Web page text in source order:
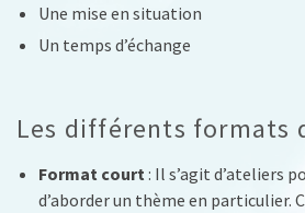
Une mise en situation
Un temps d’échange
Les différents formats
Format court : Il s’agit d’ateliers
d’aborder un thème en particulier.